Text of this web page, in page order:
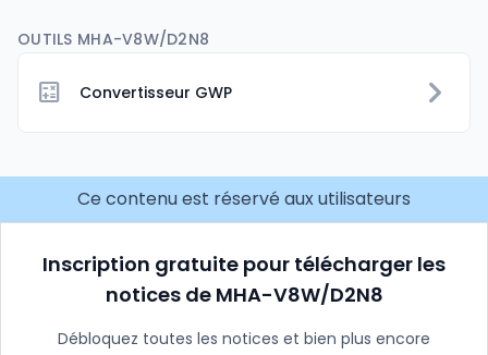
OUTILS MHA-V8W/D2N8
Convertisseur GWP
Ce contenu est réservé aux utilisateurs
Inscription gratuite pour télécharger les
notices de MHA-V8W/D2N8
Débloquez toutes les notices et bien plus encore